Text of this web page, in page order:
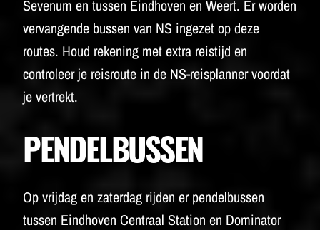
Sevenum en tussen Eindhoven en Weert. Er worden
vervangende bussen van NS ingezet op deze
routes. Houd rekening met extra reistijd en
controleer je reisroute in de NS-reisplanner voordat
je vertrekt.
PENDELBUSSEN
Op vrijdag en zaterdag rijden er pendelbussen
tussen Eindhoven Centraal Station en Dominator